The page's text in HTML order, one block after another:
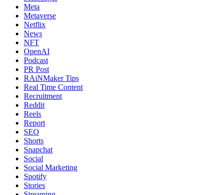
Meta
Metaverse
Netflix
News
NFT
OpenAI
Podcast
PR Post
RAiNMaker Tips
Real Time Content
Recruitment
Reddit
Reels
Report
SEO
Shorts
Snapchat
Social
Social Marketing
Spotify
Stories